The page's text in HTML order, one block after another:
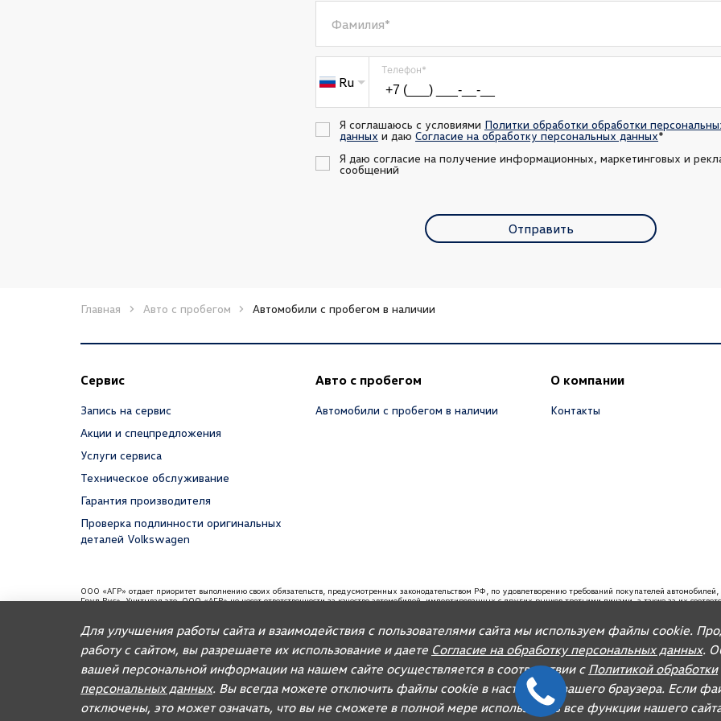
Фамилия*
Ru
Телефон*
Я соглашаюсь с условиями Политки обработки обработки
данных и даю Согласие на обработку персональных данных*
Я даю согласие на получение информационных, маркетинговых и
сообщений
Отправить
Главная Авто с пробегом Автомобили с пробегом в наличии
Сервис
Запись на сервис
Акции и спецпредложения
Услуги сервиса
Техническое обслуживание
Гарантия производителя
Проверка подлинности оригинальных
деталей Volkswagen
Авто с пробегом
Автомобили с пробегом в наличии
О компании
Контакты
ООО «АГР» отдает приоритет выполнению своих обязательств, предусмотренных законодательством РФ, по удовлетворению требований покупателей
Груп Рус». Учитывая это, ООО «АГР» не несет ответственности за качество автомобилей, импортированных с других рынков третьими лицами, а также за их
Для автомобилей бренда дилерское предприятие осуществляет продажу запасных частей и организацию послепродажного обслуживания.
© 2026, AGR Automotive Group.
Правовая информация
Для улучшения работы сайта и взаимодействия с пользователями сайта мы используем файлы cookie.
работу с сайтом, вы разрешаете их использование и даете Согласие на обработку персональных данных.
вашей персональной информации на нашем сайте осуществляется в соответствии с Политикой обработки
персональных данных. Вы всегда можете отключить файлы cookie в настройках вашего браузера. Если
отключены, это может означать, что вы не сможете в полной мере использовать все функции нашего